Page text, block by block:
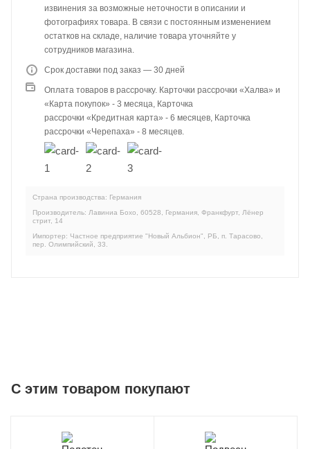
извинения за возможные неточности в описании и
фотографиях товара. В связи с постоянным изменением
остатков на складе, наличие товара уточняйте у
сотрудников магазина.
Срок доставки под заказ — 30 дней
Оплата товаров в рассрочку. Карточки рассрочки «Халва» и
«Карта покупок» - 3 месяца, Карточка
рассрочки «Кредитная карта» - 6 месяцев, Карточка
рассрочки «Черепаха» - 8 месяцев.
Страна производства: Германия
Производитель: Лавиниа Бохо, 60528, Германия, Франкфурт, Лёнер
стрит, 14
Импортер: Частное предприятие "Новый Альбион", РБ, п. Тарасово,
пер. Олимпийский, 33.
C этим товаром покупают